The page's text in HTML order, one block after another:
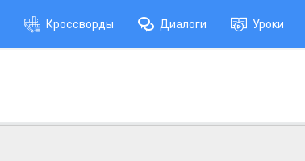
Кроссворды Диалоги Уроки